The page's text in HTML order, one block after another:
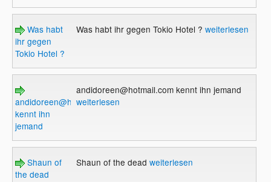
Was habt
ihr gegen
Tokio Hotel ?
Was habt ihr gegen Tokio Hotel ? weiterlesen
andidoreen@hotmail.com
kennt ihn
jemand
andidoreen@hotmail.com kennt ihn jemand
weiterlesen
Shaun of
the dead
Shaun of the dead weiterlesen